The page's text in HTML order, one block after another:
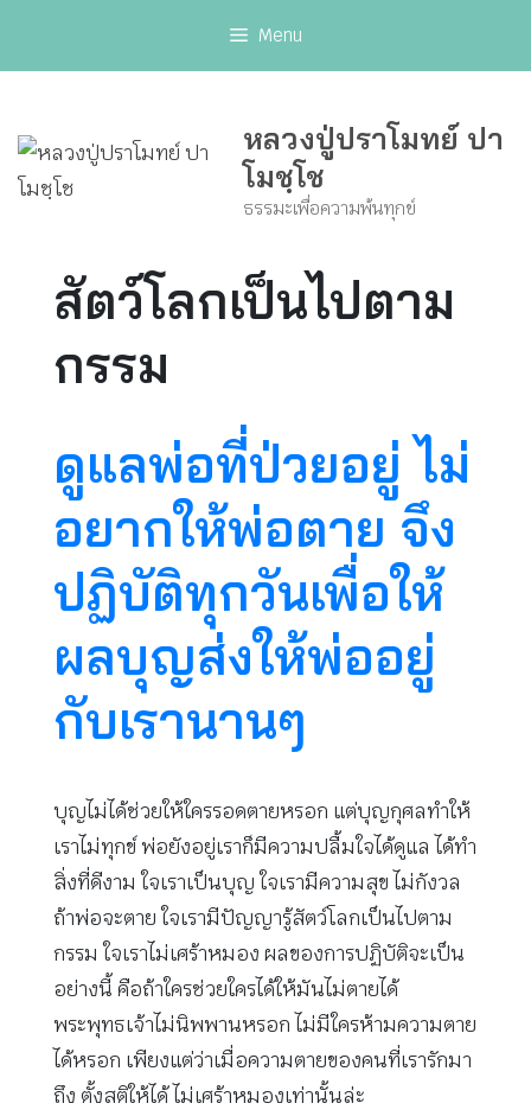
Menu
หลวงปู่ปราโมทย์ ปา
โมชฺโช
ธรรมะเพื่อความพ้นทุกข์
สัตว์โลกเป็นไปตาม
กรรม
ดูแลพ่อที่ป่วยอยู่ ไม่
อยากให้พ่อตาย จึง
ปฏิบัติทุกวันเพื่อให้
ผลบุญส่งให้พ่ออยู่
กับเรานานๆ
บุญไม่ได้ช่วยให้ใครรอดตายหรอก แต่บุญกุศลทำให้
เราไม่ทุกข์ พ่อยังอยู่เราก็มีความปลื้มใจได้ดูแล ได้ทำ
สิ่งที่ดีงาม ใจเราเป็นบุญ ใจเรามีความสุข ไม่กังวล
ถ้าพ่อจะตาย ใจเรามีปัญญารู้สัตว์โลกเป็นไปตาม
กรรม ใจเราไม่เศร้าหมอง ผลของการปฏิบัติจะเป็น
อย่างนี้ คือถ้าใครช่วยใครได้ให้มันไม่ตายได้
พระพุทธเจ้าไม่นิพพานหรอก ไม่มีใครห้ามความตาย
ได้หรอก เพียงแต่ว่าเมื่อความตายของคนที่เรารักมา
ถึง ตั้งสติให้ได้ ไม่เศร้าหมองเท่านั้นล่ะ